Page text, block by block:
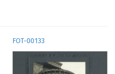
FOT-00133